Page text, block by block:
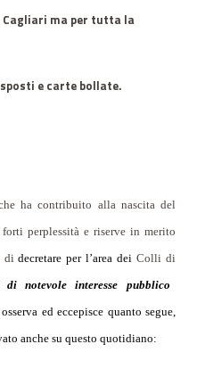
ma per tutta la
e carte bollate.
ha contribuito alla nascita del
perplessità e riserve in merito
didecretare per l’area deiColli di
di notevole interesse pubblico
ed eccepisce quanto segue,
anche su questo quotidiano: